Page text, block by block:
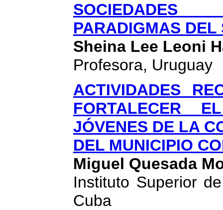
SOCIEDADES
PARADIGMAS DEL
Sheina Lee Leoni
Profesora, Uruguay
ACTIVIDADES
FORTALECER
JÓVENES DE LA
DEL MUNICIPIO
Miguel Quesada
Instituto Superior
Cuba